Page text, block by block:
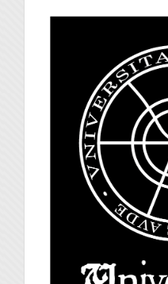
universidad